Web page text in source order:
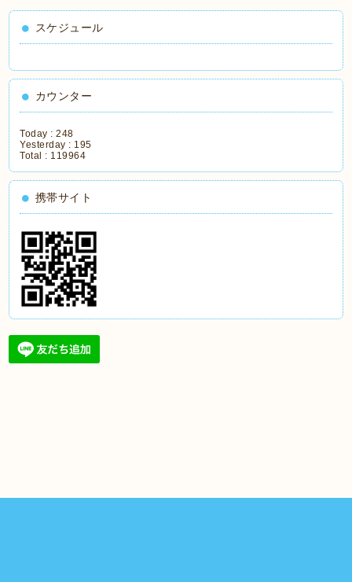
スケジュール
カウンター
Today :248
Yesterday : 195
Total : 119964
携帯サイト